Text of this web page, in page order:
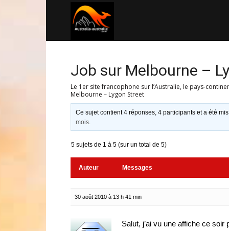
Job sur Melbourne –
Le 1er site francophone sur l’Australie, le pays-
Melbourne – Lygon Street
Ce sujet contient 4 réponses, 4 participants et a été
mois.
5 sujets de 1 à 5 (sur un total de 5)
Auteur Messages
30 août 2010 à 13 h 41 min
Salut, j’ai vu une affiche ce